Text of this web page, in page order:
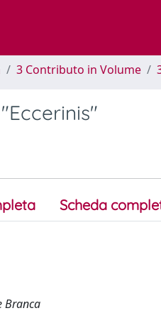
3 Contributo in Volume
Scheda
Branca